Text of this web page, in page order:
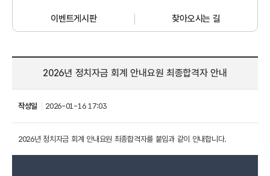
이벤트게시판 찾아오시는 길
2026년 정치자금 회계 안내요원 최종합격자 안내
작성일 2026-01-16 17:03
2026년 정치자금 회계 안내요원 최종합격자를 붙임과 같이 안내합니다.